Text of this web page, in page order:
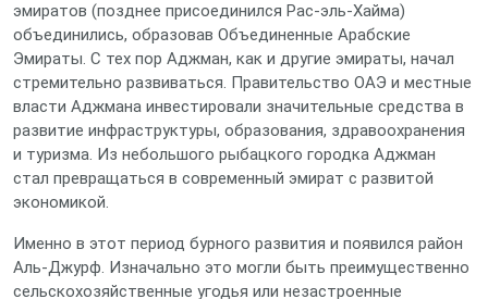
эмиратов (позднее присоединился Рас-эль-Хайма)
объединились, образовав Объединенные Арабские
Эмираты. С тех пор Аджман, как и другие эмираты, начал
стремительно развиваться. Правительство ОАЭ и местные
власти Аджмана инвестировали значительные средства в
развитие инфраструктуры, образования, здравоохранения
и туризма. Из небольшого рыбацкого городка Аджман
стал превращаться в современный эмират с развитой
экономикой.
Именно в этот период бурного развития и появился район
Аль-Джурф. Изначально это могли быть преимущественно
сельскохозяйственные угодья или незастроенные